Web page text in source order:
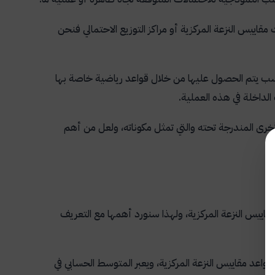
النزعة المركزية أو مراكز التوزيع الاحتمالي فنحن
ونسب يتم الحصول عليها من خلال قواعد رياضية خاصة بها
في هذه العملية.
المندرجة تحته والتي تمثل مكوناته، ولعل من أهم
النزعة المركزية، ولهذا سنورد أهمها مع التعريف
مقاييس النزعة المركزية، ويعبر المتوسط الحسابي في